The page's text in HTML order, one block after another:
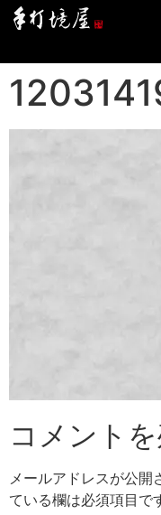
コメント
メールアドレスが公開
ている欄は必須項目で